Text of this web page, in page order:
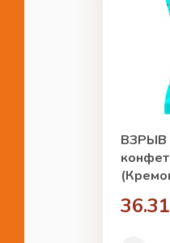
ВЗРЫВ